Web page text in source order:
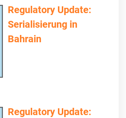
Regulatory Update:
Serialisierung in
Bahrain
Regulatory Update: